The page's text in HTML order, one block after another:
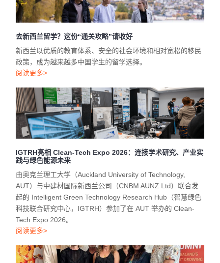
去新西兰留学？这份“通关攻略”请收好
新西兰以优质的教育体系、安全的社会环境和相对宽松的移民
政策，成为越来越多中国学生的留学选择。
阅读更多>
IGTRH亮相 Clean-Tech Expo 2026：连接学术研究、产业实
践与绿色能源未来
由奥克兰理工大学（Auckland University of Technology,
AUT）与中建材国际新西兰公司（CNBM AUNZ Ltd）联合发
起的 Intelligent Green Technology Research Hub（智慧绿色
科技联合研究中心，IGTRH）参加了在 AUT 举办的 Clean-
Tech Expo 2026。
阅读更多>